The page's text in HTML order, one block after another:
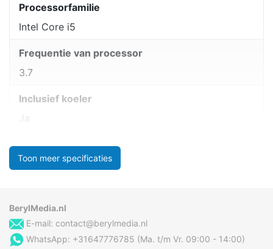
Processorfamilie
Intel Core i5
Frequentie van processor
3.7
Inclusief koeler
Ja
Toon meer specificaties
BerylMedia.nl
E-mail: contact@berylmedia.nl
WhatsApp: +31647776785 (Ma. t/m Vr. 09:00 - 14:00)